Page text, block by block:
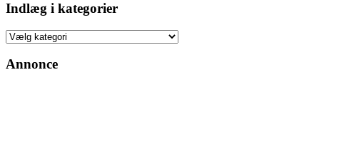
Indlæg i kategorier
Indlæg
kategorier
Annonce